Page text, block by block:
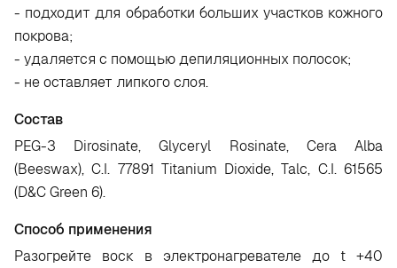
- подходит для обработки больших участков кожного
покрова;
- удаляется с помощью депиляционных полосок;
- не оставляет липкого слоя.
Состав
PEG-3 Dirosinate, Glyceryl Rosinate, Cera Alba
(Beeswax), C.I. 77891 Titanium Dioxide, Talc, C.I. 61565
(D&C Green 6).
Способ применения
Разогрейте воск в электронагревателе до t +40